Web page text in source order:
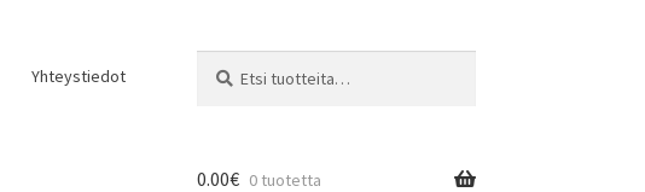
Yhteystiedot
0.00€ 0 tuotetta